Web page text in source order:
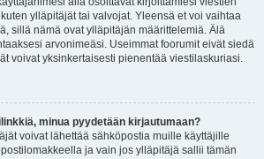
ylläpitäjät tai valvojat. Yleensä et voi vaihtaa
sillä nämä ovat ylläpitäjän määrittelemiä. Älä
arvonimeäsi. Useimmat foorumit eivät siedä
voivat yksinkertaisesti pienentää viestilaskuriasi.
minua pyydetään kirjautumaan?
voivat lähettää sähköpostia muille käyttäjille
ja vain jos ylläpitäjä sallii tämän